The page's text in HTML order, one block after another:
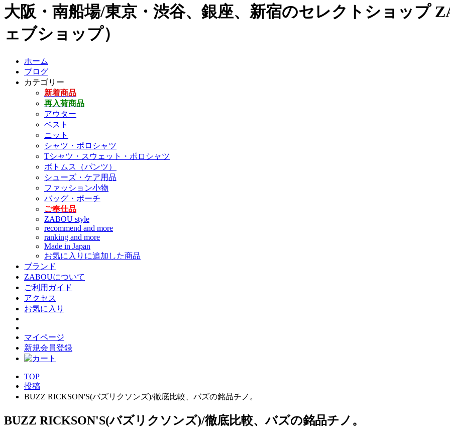
大阪・南船場/東京・渋谷、銀座、新宿のセレクトショップ
ェブショップ）
ホーム
ブログ
カテゴリー
新着商品
再入荷商品
アウター
ベスト
ニット
シャツ・ポロシャツ
Tシャツ・スウェット・ポロシャツ
ボトムス（パンツ）
シューズ・ケア用品
ファッション小物
バッグ・ポーチ
ご奉仕品
ZABOU style
recommend and more
ranking and more
Made in Japan
お気に入りに追加した商品
ブランド
ZABOUについて
ご利用ガイド
アクセス
お気に入り
マイページ
新規会員登録
TOP
投稿
BUZZ RICKSON'S(バズリクソンズ)/徹底比較、バズの銘品チノ。
BUZZ RICKSON'S(バズリクソンズ)/徹底比較、バズの銘品チノ。